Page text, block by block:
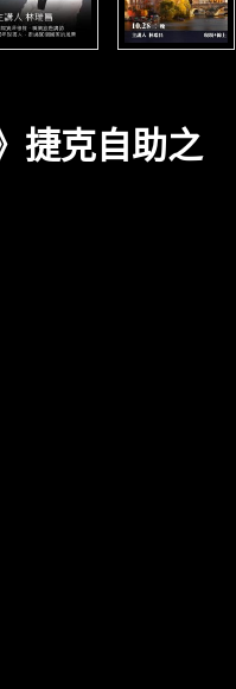
捷克自助之